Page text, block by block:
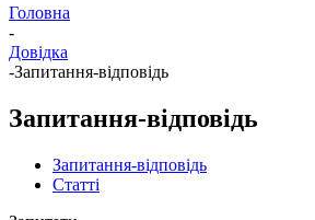
Головна
-
Довідка
-Запитання-відповідь
Запитання-відповідь
Запитання-відповідь
Статті